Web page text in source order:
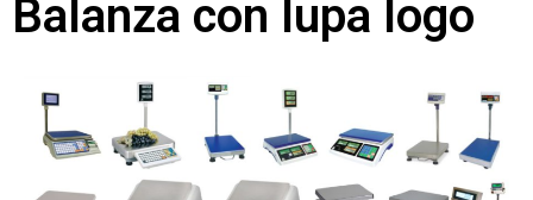
Balanza con lupa logo